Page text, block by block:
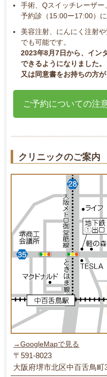
手術、Qスイッチレーザ
予約診（15:00ー17:00）に
美容注射、にんにく注射
でも可能です。
2023年8月7日から、イン
できるようになりました
又は同意書をお持ちの方が
ご予約についての注
クリニックのご案内
→GoogleMapで見る
〒591-8023
大阪府堺市北区中百舌鳥町